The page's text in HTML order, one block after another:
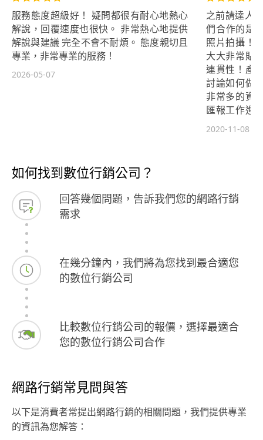
服務態度超級好！ 疑問都很有耐心地熱心
解說，回覆速度也很快。 非常熱心地提供
解說與建議 完全不會不耐煩。 態度親切且
專業，非常專業的服務！
2026-05-07
之前請達人
們合作的是
照片拍攝！
大大非常貼
連貫性！產
討論如何做
非常多的資
匯報工作進
非常強烈推
2020-11-08
如何找到數位行銷公司？
回答幾個問題，告訴我們您的網路行銷
需求
在幾分鐘內，我們將為您找到最合適您
的數位行銷公司
比較數位行銷公司的報價，選擇最適合
您的數位行銷公司合作
網路行銷常見問與答
以下是消費者常提出網路行銷的相關問題，我們提供專業
的資訊為您解答：